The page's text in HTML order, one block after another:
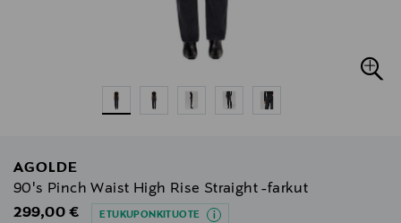
AGOLDE
90's Pinch Waist High Rise Straight -farkut
Original Price
299,00 € ETUKUPONKITUOTE